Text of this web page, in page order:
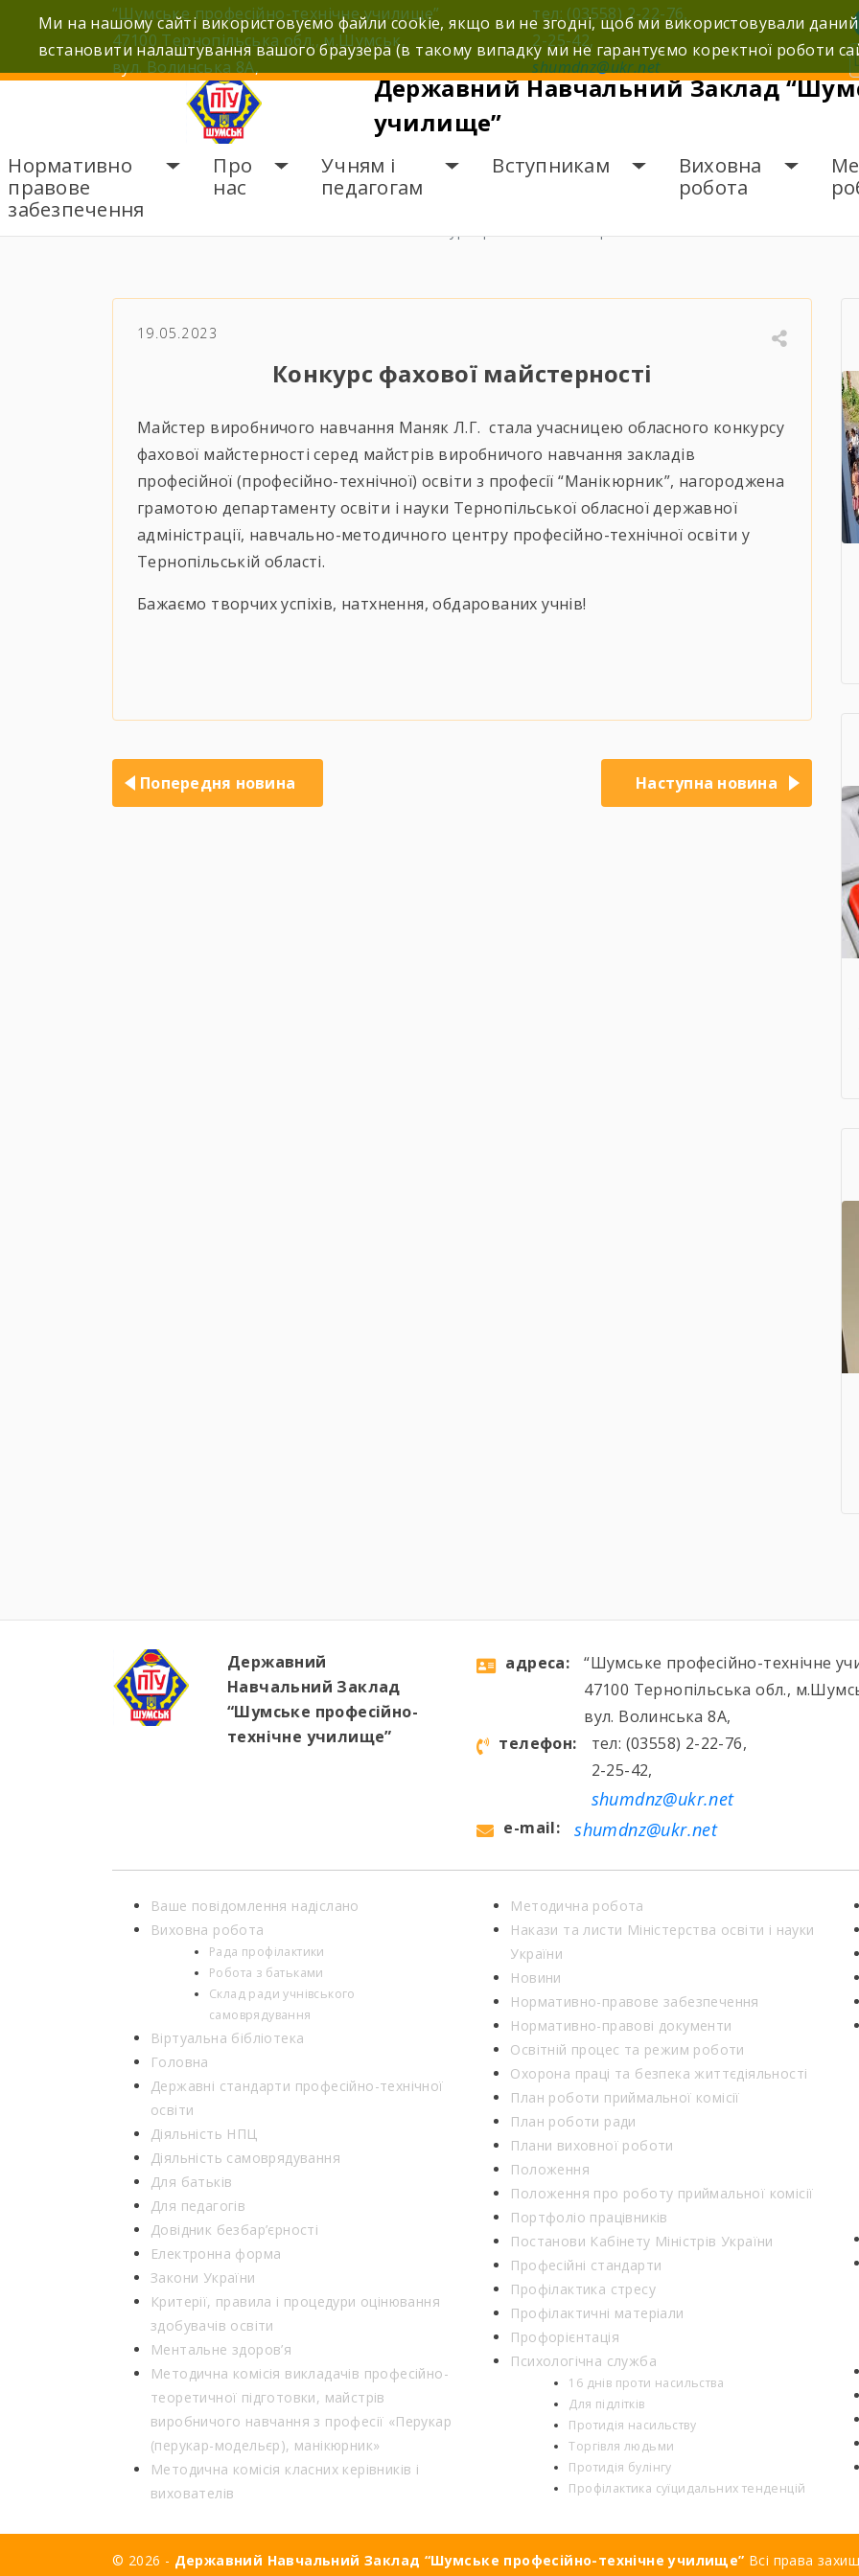
“Шумське професійно-технічне училище”
47100 Тернопільська обл., м.Шумськ,
вул. Волинська 8А,
тел: (03558) 2-22-76,
2-25-42,
shumdnz@ukr.net
Державний Навчальний Заклад
училище”
Нормативно
правове
забезпечення
Про
нас
Учням і
педагогам
Вступникам
Виховна
робота
19.05.2023
Конкурс фахової майстерності
Майстер виробничого навчання Маняк Л.Г. стала учасницею обласного конкурсу
фахової майстерності серед майстрів виробничого навчання закладів
професійної (професійно-технічної) освіти з професії “Манікюрник”, нагороджена
грамотою департаменту освіти і науки Тернопільської обласної державної
адміністрації, навчально-методичного центру професійно-технічної освіти у
Тернопільській області.
Бажаємо творчих успіхів, натхнення, обдарованих учнів!
записів
Попередня новина Наступна новина
Ми на нашому сайті використовуємо файли cookie, якщо ви не згодні, щоб ми використовували
встановити налаштування вашого браузера (в такому випадку ми не гарантуємо коректної роботи
Державний
Навчальний Заклад
“Шумське професійно-
технічне училище”
aдресa:
“Шумське професійно-технічне
47100 Тернопільська обл.,
вул. Волинська 8А,
телефон:
тел: (03558) 2-22-76,
2-25-42,
shumdnz@ukr.net
e-mail: shumdnz@ukr.net
Ваше повідомлення надіслано
Виховна робота
Рада профілактики
Робота з батьками
Склад ради учнівського
самоврядування
Віртуальна бібліотека
Головна
Державні стандарти професійно-технічної
освіти
Діяльність НПЦ
Діяльність самоврядування
Для батьків
Для педагогів
Довідник безбар’єрності
Електронна форма
Закони України
Критерії, правила і процедури оцінювання
здобувачів освіти
Ментальне здоров’я
Методична комісія викладачів професійно-
теоретичної підготовки, майстрів
виробничого навчання з професії «Перукар
(перукар-модельєр), манікюрник»
Методична комісія класних керівників і
вихователів
Методична робота
Накази та листи Міністерства освіти і науки
України
Новини
Нормативно-правове забезпечення
Нормативно-правові документи
Освітній процес та режим роботи
Охорона праці та безпека життєдіяльності
План роботи приймальної комісії
План роботи ради
Плани виховної роботи
Положення
Положення про роботу приймальної комісії
Портфоліо працівників
Постанови Кабінету Міністрів України
Професійні стандарти
Профілактика стресу
Профілактичні матеріали
Профорієнтація
Психологічна служба
16 днів проти насильства
Для підлітків
Протидія насильству
Торгівля людьми
Протидія булінгу
Профілактика суїцидальних тенденцій
© 2026 - Державний Навчальний Заклад “Шумське професійно-технічне училище” Всі права